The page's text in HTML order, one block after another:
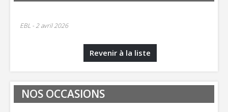
EBL 2 avril 2026
Revenir à la liste
NOS OCCASIONS